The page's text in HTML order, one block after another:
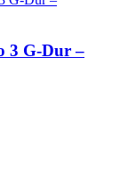
3 G-Dur –